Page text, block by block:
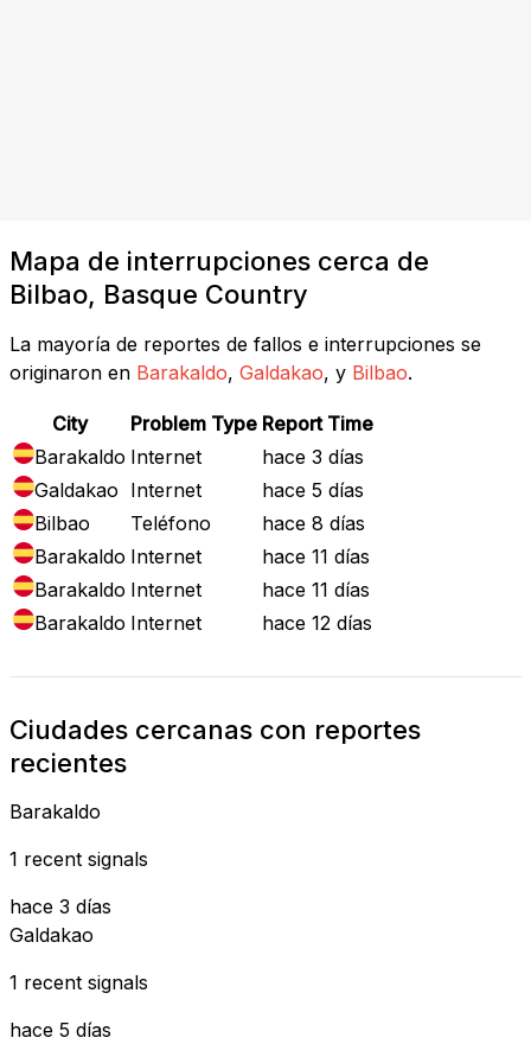
Mapa de interrupciones cerca de
Bilbao, Basque Country
La mayoría de reportes de fallos e interrupciones se
originaron en Barakaldo, Galdakao, y Bilbao.
City Problem Type Report Time
Barakaldo Internet
hace 3 días
Galdakao Internet
hace 5 días
Bilbao
Teléfono
hace 8 días
Barakaldo Internet
hace 11 días
Barakaldo Internet
hace 11 días
Barakaldo Internet hace 12 días
Ciudades cercanas con reportes
recientes
Barakaldo
1 recent signals
hace 3 días
Galdakao
1 recent signals
hace 5 días